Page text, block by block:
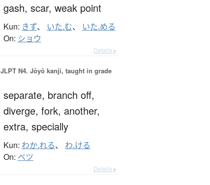
gash, scar, weak point
Kun: きず、 いた.む、 いた.める
On: ショウ
Details ▸
JLPT N4. Jōyō kanji, taught in grade
separate, branch off,
diverge, fork, another,
extra, specially
Kun: わか.れる、 わ.ける
On: ベツ
Details ▸